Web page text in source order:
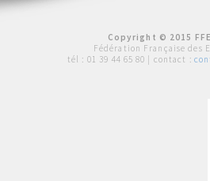
Copyright © 2015
Fédération Française des
tél : 01 39 44 65 80 | contact :